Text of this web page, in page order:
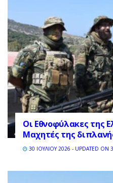
Οι Εθνοφύλακες της
Μαχητές της
30 ΙΟΥΛΊΟΥ 2026 - UPDATED ON